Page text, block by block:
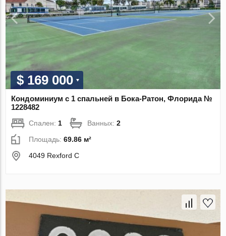
$ 169 000
Кондоминиум с 1 спальней в Бока-Ратон, Флорида №
1228482
Спален:1 Ванных:2
Площадь:69.86 м²
4049 Rexford C